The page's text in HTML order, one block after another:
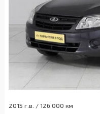
2015 г.в. / 126 000 км